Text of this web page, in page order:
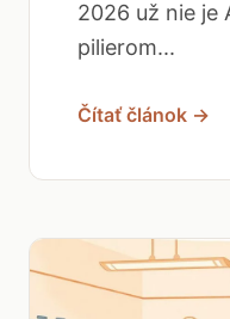
2026 už nie je
pilierom...
Čítať článok →